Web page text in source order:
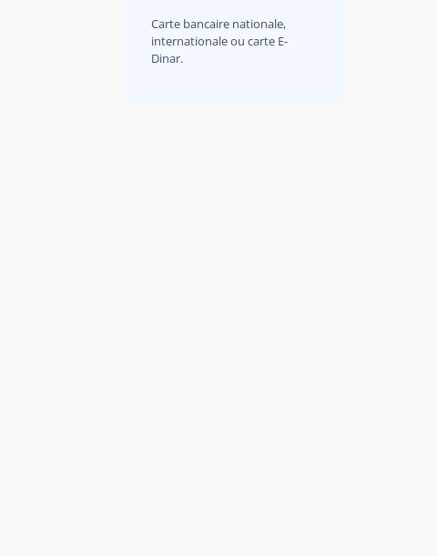
Carte bancaire nationale,
internationale ou carte E-
Dinar.